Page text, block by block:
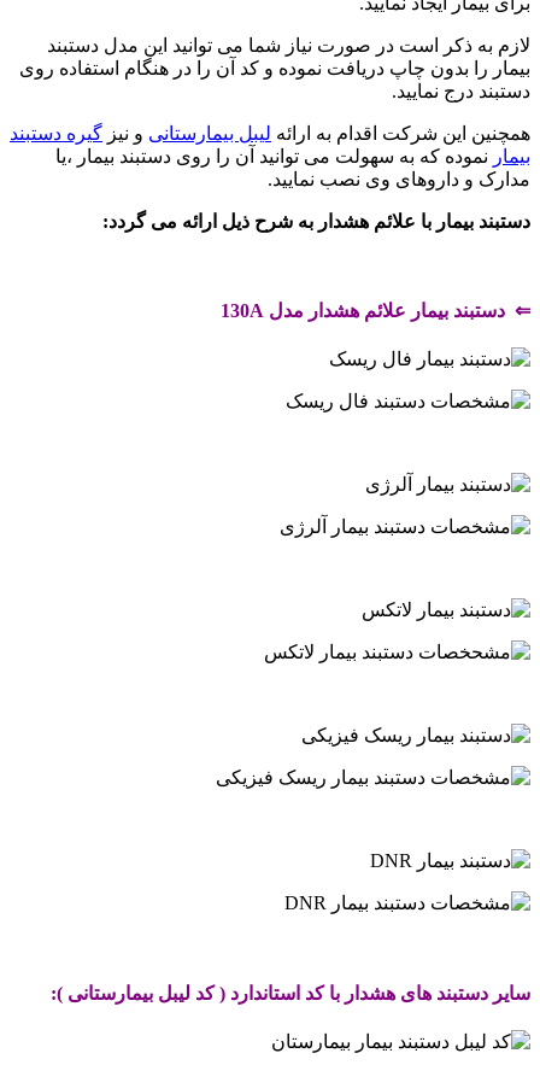
لازم به ذکر است در صورت نیاز شما می توانید این مدل دستبند
بیمار را بدون چاپ دریافت نموده و کد آن را در هنگام استفاده روی
دستبند درج نمایید.
همچنین این شرکت اقدام به ارائه لیبل بیمارستانی و نیز گیره دستبند
بیمار نموده که به سهولت می توانید آن را روی دستبند بیمار ،یا
مدارک و داروهای وی نصب نمایید.
دستبند بیمار با علائم هشدار به شرح ذیل ارائه می گردد:
⇐ دستبند بیمار علائم هشدار مدل 130A
سایر دستبند های هشدار با کد استاندارد ( کد لیبل بیمارستانی ):